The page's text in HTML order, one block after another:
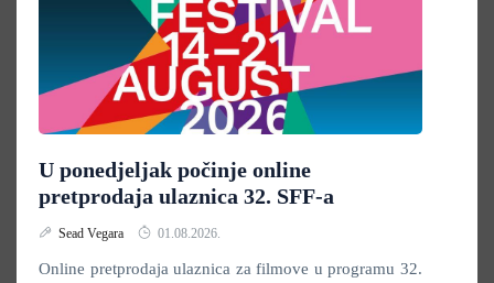
U ponedjeljak počinje online
pretprodaja ulaznica 32. SFF-a
Sead Vegara 01.08.2026.
Online pretprodaja ulaznica za filmove u programu 32.